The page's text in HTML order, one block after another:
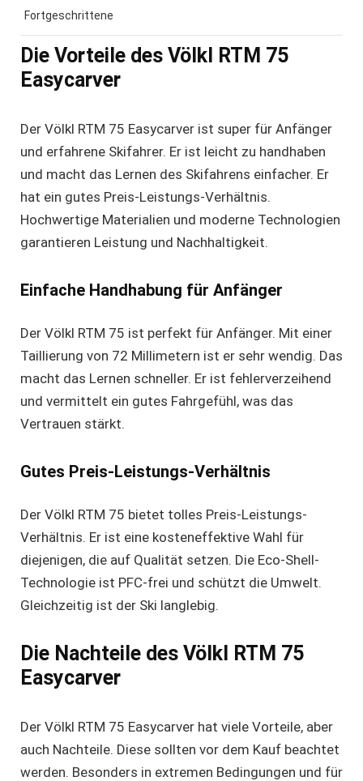
Fortgeschrittene
Die Vorteile des Völkl RTM 75
Easycarver
Der Völkl RTM 75 Easycarver ist super für Anfänger
und erfahrene Skifahrer. Er ist leicht zu handhaben
und macht das Lernen des Skifahrens einfacher. Er
hat ein gutes Preis-Leistungs-Verhältnis.
Hochwertige Materialien und moderne Technologien
garantieren Leistung und Nachhaltigkeit.
Einfache Handhabung für Anfänger
Der Völkl RTM 75 ist perfekt für Anfänger. Mit einer
Taillierung von 72 Millimetern ist er sehr wendig. Das
macht das Lernen schneller. Er ist fehlerverzeihend
und vermittelt ein gutes Fahrgefühl, was das
Vertrauen stärkt.
Gutes Preis-Leistungs-Verhältnis
Der Völkl RTM 75 bietet tolles Preis-Leistungs-
Verhältnis. Er ist eine kosteneffektive Wahl für
diejenigen, die auf Qualität setzen. Die Eco-Shell-
Technologie ist PFC-frei und schützt die Umwelt.
Gleichzeitig ist der Ski langlebig.
Die Nachteile des Völkl RTM 75
Easycarver
Der Völkl RTM 75 Easycarver hat viele Vorteile, aber
auch Nachteile. Diese sollten vor dem Kauf beachtet
werden. Besonders in extremen Bedingungen und für